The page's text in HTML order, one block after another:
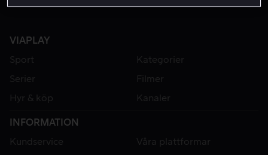
VIAPLAY
Sport
Kategorier
Serier
Filmer
Hyr & köp
Kanaler
INFORMATION
Kundservice
Våra plattformar